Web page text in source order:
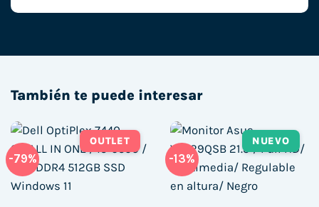
También te puede interesar
-79%
OUTLET
-13%
NUEVO